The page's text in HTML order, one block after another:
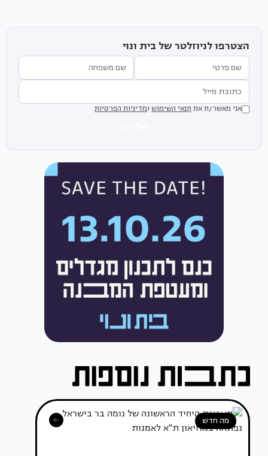
הצטרפו לניוזלטר של בית ונוי
אני מאשר/ת את תנאי השימוש ומדיניות הפרטיות
מה חדש